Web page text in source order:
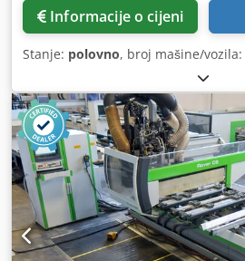
Informacije o cijeni
Stanje: polovno, broj mašine/vozila: